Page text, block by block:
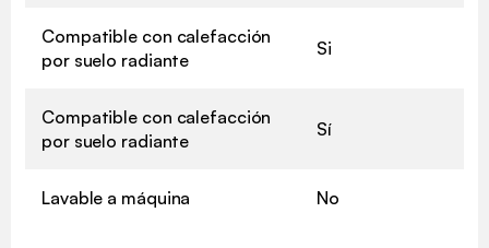
Compatible con calefacción
por suelo radiante
Si
Compatible con calefacción
por suelo radiante
Sí
Lavable a máquina No